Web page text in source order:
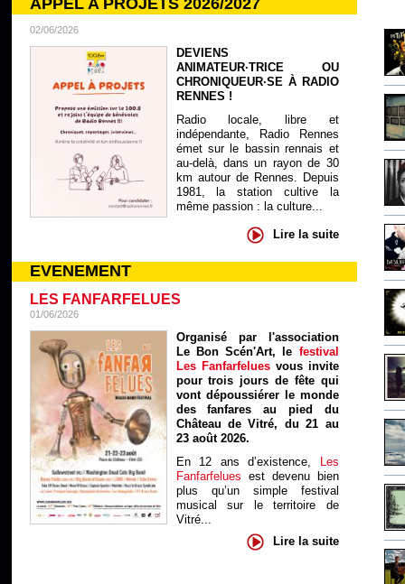
APPEL A PROJETS 2026/2027
02/06/2026
DEVIENS
ANIMATEUR·TRICE OU
CHRONIQUEUR·SE À RADIO
RENNES !
Radio locale, libre et
indépendante, Radio Rennes
émet sur le bassin rennais et
au-delà, dans un rayon de 30
km autour de Rennes. Depuis
1981, la station cultive la
même passion : la culture...
Lire la suite
EVENEMENT
LES FANFARFELUES
01/06/2026
Organisé par l'association
Le Bon Scén'Art, le festival
Les Fanfarfelues vous invite
pour trois jours de fête qui
vont dépoussiérer le monde
des fanfares au pied du
Château de Vitré, du 21 au
23 août 2026.
En 12 ans d’existence, Les
Fanfarfelues est devenu bien
plus qu’un simple festival
musical sur le territoire de
Vitré...
Lire la suite